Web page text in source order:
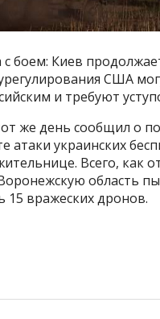
боем: Киев
США
и требуют
же день сообщил о
атаки украинских
Всего, как
область
15 вражеских дронов.